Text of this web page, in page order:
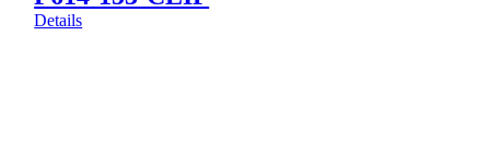
Details